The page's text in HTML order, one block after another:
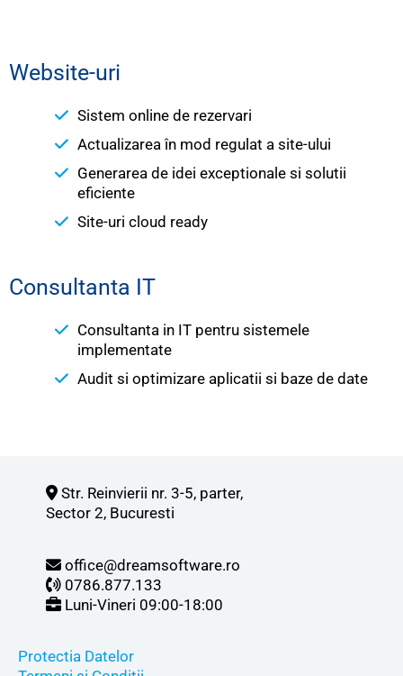
Website-uri​
Sistem online de rezervari
Actualizarea în mod regulat a site-ului
Generarea de idei exceptionale si solutii
eficiente
Site-uri cloud ready
Consultanta IT​
Consultanta in IT pentru sistemele
implementate
Audit si optimizare aplicatii si baze de date
Str. Reinvierii nr. 3-5, parter,
Sector 2, Bucuresti
office@dreamsoftware.ro
0786.877.133
Luni-Vineri 09:00-18:00
Protectia Datelor